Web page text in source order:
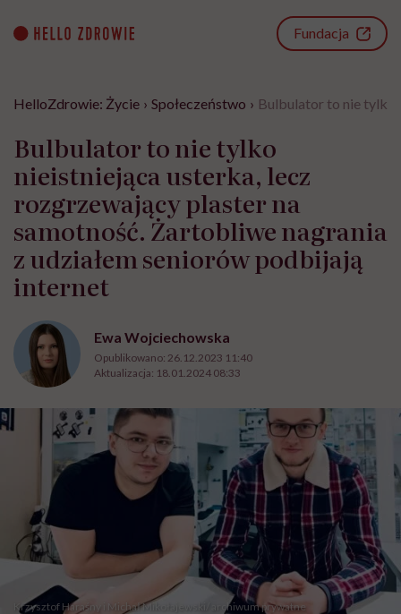
content
Fundacja
HelloZdrowie: Życie › Społeczeństwo › Bulbulator to nie tylko
Bulbulator to nie tylko
nieistniejąca usterka, lecz
rozgrzewający plaster na
samotność. Żartobliwe nagrania
z udziałem seniorów podbijają
internet
Ewa Wojciechowska
Opublikowano: 26.12.2023 11:40
Aktualizacja: 18.01.2024 08:33
Krzysztof Haraśny i Michał Mikołajewski/ archiwum prywatne